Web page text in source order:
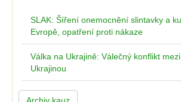
SLAK: Šíření onemocnění slintavky a
Evropě, opatření proti nákaze
Válka na Ukrajině: Válečný konflikt
Ukrajinou